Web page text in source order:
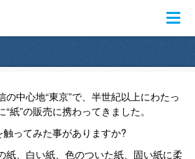
中心地“東京”で、半世紀以上にわたっ
紙”の販売に携わってきました。
触ってみた事がありますか?
紙、白い紙、色のついた紙、固い紙に柔